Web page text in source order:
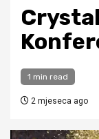
1 min read
2 mjeseca ago